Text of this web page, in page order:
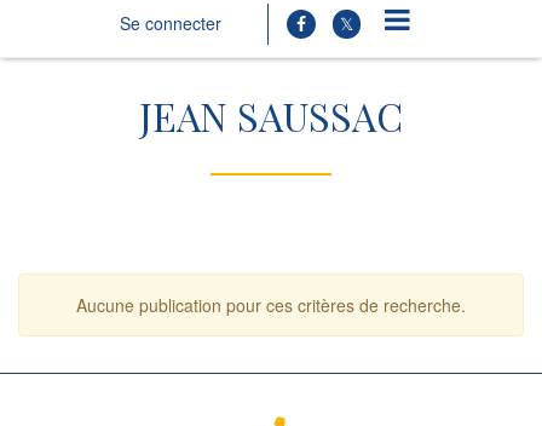
Se connecter
JEAN SAUSSAC
Aucune publication pour ces critères de recherche.